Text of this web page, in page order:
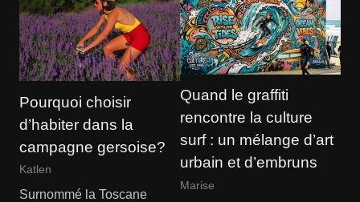
Pourquoi choisir
d’habiter dans la
campagne gersoise?
Katlen
Surnommé la Toscane
Quand le graffiti
rencontre la culture
surf : un mélange d’art
urbain et d’embruns
Marise